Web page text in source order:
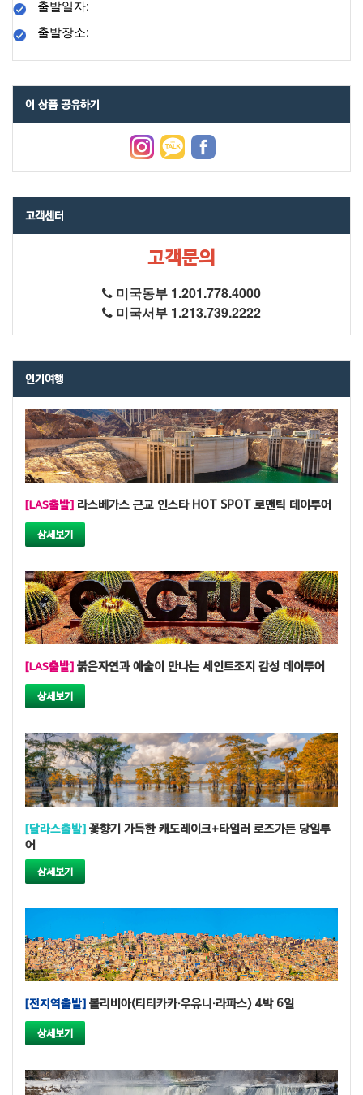
출발일자:
출발장소:
이 상품 공유하기
고객센터
고객문의
미국동부 1.201.778.4000
미국서부 1.213.739.2222
인기여행
[LAS출발] 라스베가스 근교 인스타 HOT SPOT 로맨틱 데이투어
상세보기
[LAS출발] 붉은자연과 예술이 만나는 세인트조지 감성 데이투어
상세보기
[달라스출발] 꽃향기 가득한 캐도레이크+타일러 로즈가든 당일투
어
상세보기
[전지역출발] 볼리비아(티티카카·우유니·라파스) 4박 6일
상세보기